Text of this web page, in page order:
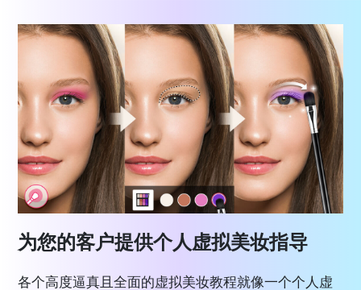
为您的客户提供个人虚拟美妆指导
各个高度逼真且全面的虚拟美妆教程就像一个个人虚